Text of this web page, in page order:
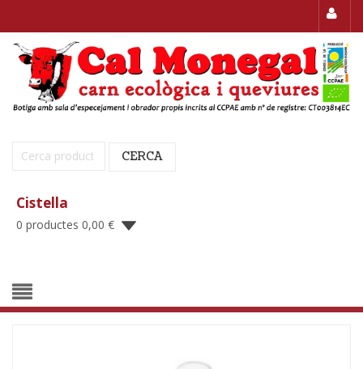
Cerca: CERCA
Cistella
0 productes 0,00 €